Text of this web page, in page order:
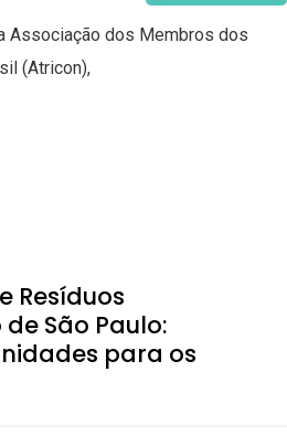
Associação dos Membros dos
(Atricon),
Resíduos
São Paulo:
para os